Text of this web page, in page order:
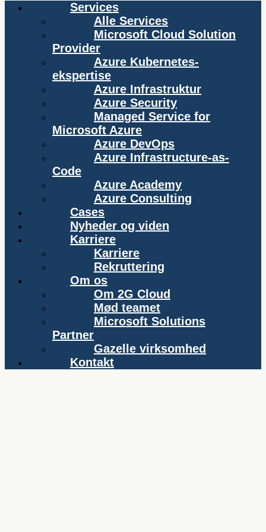
Services
Alle Services
Microsoft Cloud Solution
Provider
Azure Kubernetes-
ekspertise
Azure Infrastruktur
Azure Security
Managed Service for
Microsoft Azure
Azure DevOps
Azure Infrastructure-as-
Code
Azure Academy
Azure Consulting
Cases
Nyheder og viden
Karriere
Karriere
Rekruttering
Om os
Om 2G Cloud
Mød teamet
Microsoft Solutions
Partner
Gazelle virksomhed
Kontakt